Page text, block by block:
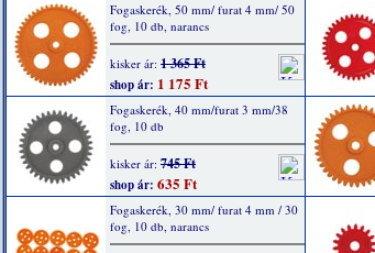
Fogaskerék, 50 mm/ furat 4 mm/ 50
fog, 10 db, narancs
kisker ár: 1 365 Ft
shop ár: 1 175 Ft
Fogaskerék, 40 mm/furat 3 mm/38
fog, 10 db
kisker ár: 745 Ft
shop ár: 635 Ft
Fogaskerék, 30 mm/ furat 4 mm / 30
fog, 10 db, narancs